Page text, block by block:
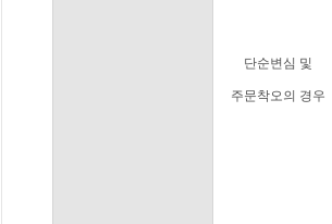
단순변심 및
주문착오의 경우